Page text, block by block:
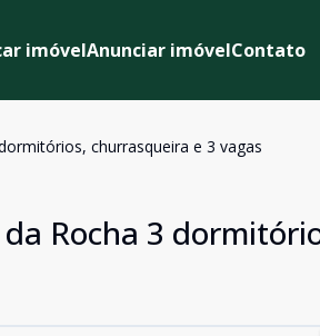
imóvelAnunciar imóvelContato
churrasqueira e 3 vagas
Rocha 3